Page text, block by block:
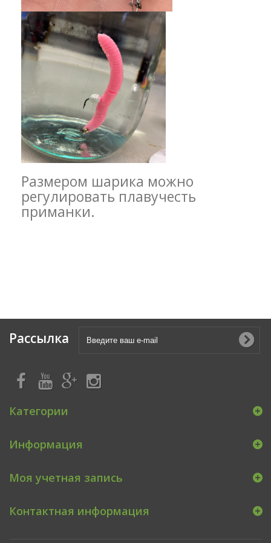
Размером шарика можно
регулировать плавучесть
приманки.
Рассылка
Категории
Информация
Моя учетная запись
Контактная информация